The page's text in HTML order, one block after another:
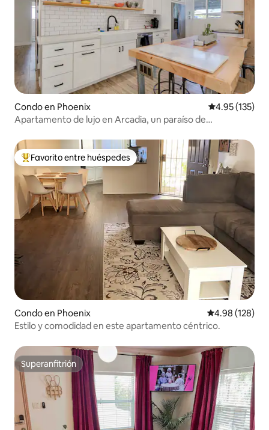
Condo en Phoenix Calificación
4.95 (135)
Apartamento de lujo en Arcadia, un paraíso de
Favorito entre huéspedes preferido
Favorito entre huéspedes
Condo en Phoenix Calificación
4.98 (128)
Estilo y comodidad en este apartamento céntrico.
Superanfitrión
Superanfitrión